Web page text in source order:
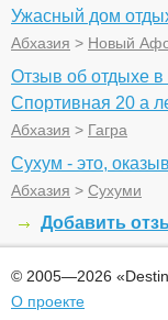
Ужасный дом
Абхазия > Новый
Отзыв об отдыхе в
Спортивная 20 а
Абхазия > Гагра
Сухум - это,
Абхазия > Сухуми
Добавить
© 2005—2026
О проекте